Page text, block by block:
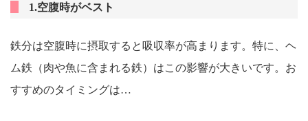
1.空腹時がベスト
鉄分は空腹時に摂取すると吸収率が高まります。特に、ヘ
ム鉄（肉や魚に含まれる鉄）はこの影響が大きいです。お
すすめのタイミングは…